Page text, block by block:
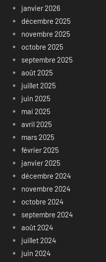
janvier 2026
décembre 2025
novembre 2025
octobre 2025
septembre 2025
août 2025
juillet 2025
juin 2025
mai 2025
avril 2025
mars 2025
février 2025
janvier 2025
décembre 2024
novembre 2024
octobre 2024
septembre 2024
août 2024
juillet 2024
juin 2024